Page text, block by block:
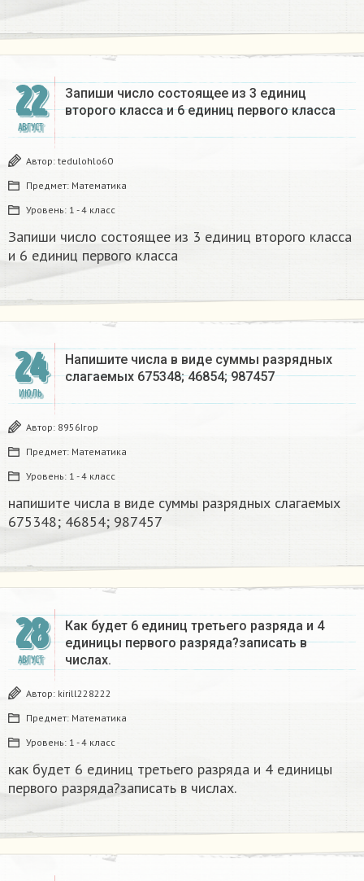
22
АВГУСТ
Запиши число состоящее из 3 единиц
второго класса и 6 единиц первого класса
Автор: tedulohlo60
Предмет: Математика
Уровень: 1 - 4 класс
Запиши число состоящее из 3 единиц второго класса
и 6 единиц первого класса
24
ИЮЛЬ
Напишите числа в виде суммы разрядных
слагаемых 675348; 46854; 987457
Автор: 8956Ігор
Предмет: Математика
Уровень: 1 - 4 класс
напишите числа в виде суммы разрядных слагаемых
675348; 46854; 987457
28
АВГУСТ
Как будет 6 единиц третьего разряда и 4
единицы первого разряда?записать в
числах.
Автор: kirill228222
Предмет: Математика
Уровень: 1 - 4 класс
как будет 6 единиц третьего разряда и 4 единицы
первого разряда?записать в числах.